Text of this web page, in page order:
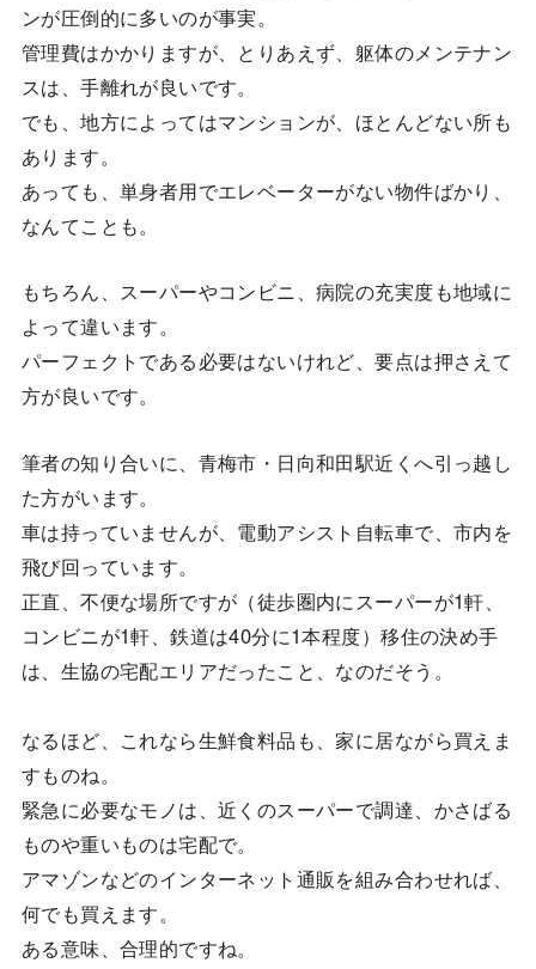
ンが圧倒的に多いのが事実。
管理費はかかりますが、とりあえず、躯体のメンテナン
スは、手離れが良いです。
でも、地方によってはマンションが、ほとんどない所も
あります。
あっても、単身者用でエレベーターがない物件ばかり、
なんてことも。
もちろん、スーパーやコンビニ、病院の充実度も地域に
よって違います。
パーフェクトである必要はないけれど、要点は押さえて
方が良いです。
筆者の知り合いに、青梅市・日向和田駅近くへ引っ越し
た方がいます。
車は持っていませんが、電動アシスト自転車で、市内を
飛び回っています。
正直、不便な場所ですが（徒歩圏内にスーパーが1軒、
コンビニが1軒、鉄道は40分に1本程度）移住の決め手
は、生協の宅配エリアだったこと、なのだそう。
なるほど、これなら生鮮食料品も、家に居ながら買えま
すものね。
緊急に必要なモノは、近くのスーパーで調達、かさばる
ものや重いものは宅配で。
アマゾンなどのインターネット通販を組み合わせれば、
何でも買えます。
ある意味、合理的ですね。